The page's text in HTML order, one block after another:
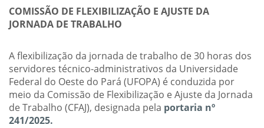
COMISSÃO DE FLEXIBILIZAÇÃO E AJUSTE DA
JORNADA DE TRABALHO
A flexibilização da jornada de trabalho de 30 horas dos
servidores técnico-administrativos da Universidade
Federal do Oeste do Pará (UFOPA) é conduzida por
meio da Comissão de Flexibilização e Ajuste da Jornada
de Trabalho (CFAJ), designada pela portaria nº
241/2025.